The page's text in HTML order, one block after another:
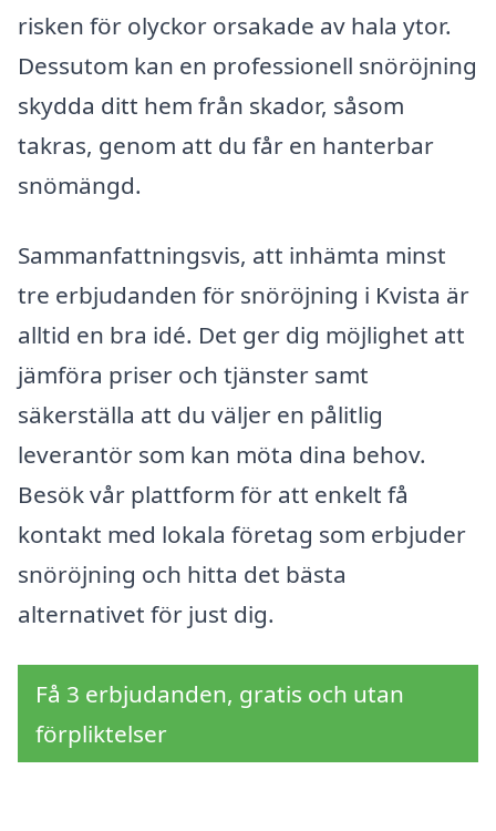
risken för olyckor orsakade av hala ytor.
Dessutom kan en professionell snöröjning
skydda ditt hem från skador, såsom
takras, genom att du får en hanterbar
snömängd.
Sammanfattningsvis, att inhämta minst
tre erbjudanden för snöröjning i Kvista är
alltid en bra idé. Det ger dig möjlighet att
jämföra priser och tjänster samt
säkerställa att du väljer en pålitlig
leverantör som kan möta dina behov.
Besök vår plattform för att enkelt få
kontakt med lokala företag som erbjuder
snöröjning och hitta det bästa
alternativet för just dig.
Få 3 erbjudanden, gratis och utan
förpliktelser